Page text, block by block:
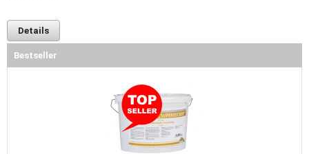
Details
Bestseller